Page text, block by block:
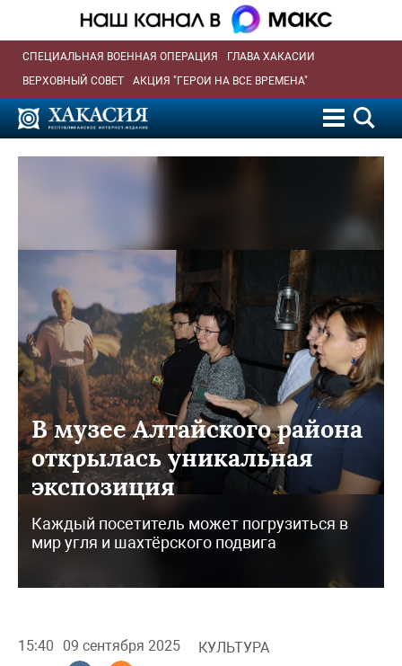
СПЕЦИАЛЬНАЯ ВОЕННАЯ ОПЕРАЦИЯ
ГЛАВА ХАКАСИИ
ВЕРХОВНЫЙ СОВЕТ
АКЦИЯ "ГЕРОИ НА ВСЕ ВРЕМЕНА"
В музее Алтайского района
открылась уникальная
экспозиция
Каждый посетитель может погрузиться в
мир угля и шахтёрского подвига
15:40 09 сентября 2025 КУЛЬТУРА